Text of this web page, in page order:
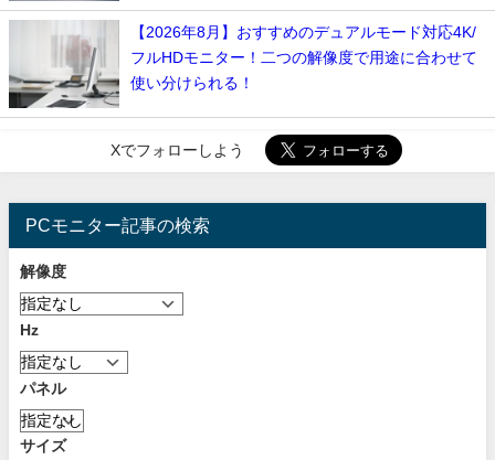
【2026年8月】おすすめのデュアルモード対応4K/
フルHDモニター！二つの解像度で用途に合わせて
使い分けられる！
Xでフォローしよう
PCモニター記事の検索
解像度
Hz
パネル
サイズ